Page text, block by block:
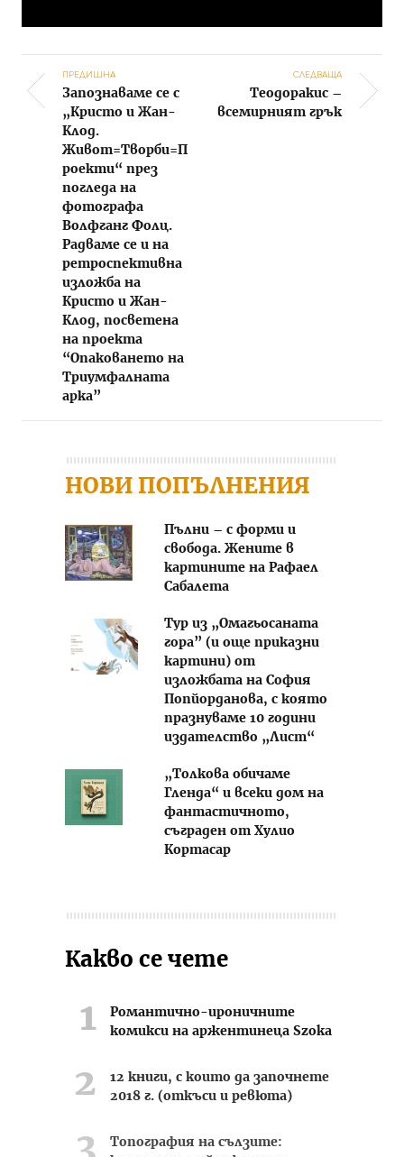
Post navigation
ПРЕДИШНА
Запознаваме се с
„Кристо и Жан-
Клод.
Живот=Творби=П
роекти“ през
погледа на
фотографа
Волфганг Фолц.
Радваме се и на
ретроспективна
изложба на
Кристо и Жан-
Клод, посветена
на проекта
“Опаковането на
Триумфалната
арка”
СЛЕДВАЩА
Теодоракис –
всемирният грък
НОВИ ПОПЪЛНЕНИЯ
Пълни – с форми и
свобода. Жените в
картините на Рафаел
Сабалета
Тур из „Омагьосаната
гора” (и още приказни
картини) от
изложбата на София
Попйорданова, с която
празнуваме 10 години
издателство „Лист“
„Толкова обичаме
Гленда“ и всеки дом на
фантастичното,
съграден от Хулио
Кортасар
Какво се чете
Романтично-ироничните
комикси на аржентинеца Szoka
12 книги, с които да започнете
2018 г. (откъси и ревюта)
Топография на сълзите: